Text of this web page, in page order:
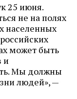
25 июня.
не на полях
населенных
может быть
и
Мы должны
людей», —